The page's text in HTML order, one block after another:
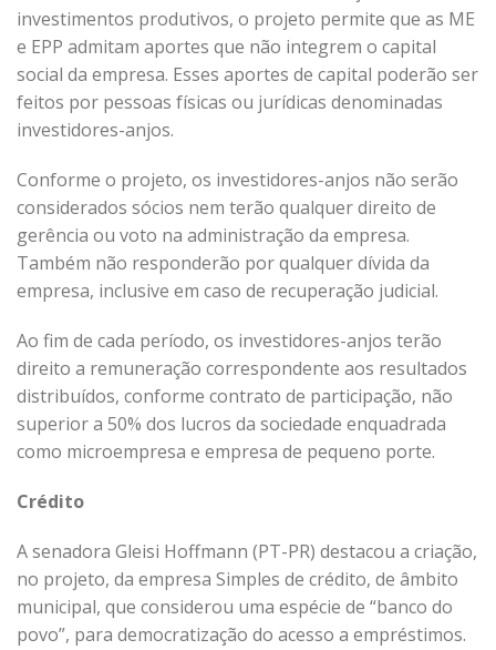
investimentos produtivos, o projeto permite que as ME
e EPP admitam aportes que não integrem o capital
social da empresa. Esses aportes de capital poderão ser
feitos por pessoas físicas ou jurídicas denominadas
investidores-anjos.
Conforme o projeto, os investidores-anjos não serão
considerados sócios nem terão qualquer direito de
gerência ou voto na administração da empresa.
Também não responderão por qualquer dívida da
empresa, inclusive em caso de recuperação judicial.
Ao fim de cada período, os investidores-anjos terão
direito a remuneração correspondente aos resultados
distribuídos, conforme contrato de participação, não
superior a 50% dos lucros da sociedade enquadrada
como microempresa e empresa de pequeno porte.
Crédito
A senadora Gleisi Hoffmann (PT-PR) destacou a criação,
no projeto, da empresa Simples de crédito, de âmbito
municipal, que considerou uma espécie de “banco do
povo”, para democratização do acesso a empréstimos.